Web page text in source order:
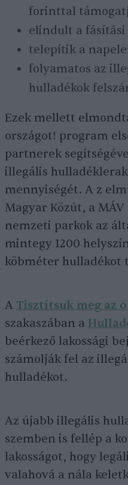
forinttal
elindult a
telepítik a
folyamatos az
hulladékok
Ezek mellett
országot! program
partnerek
illegális
mennyiségét. A z
Magyar Közút, a
nemzeti parkok az
mintegy 1200
köbméter hulladékot
A Tisztítsuk meg az
szakaszában a
beérkező lakossági
számolják fel az
hulladékot.
Az újabb illegális
szemben is fellép a
lakosságot, hogy
valahová a nála